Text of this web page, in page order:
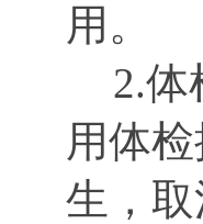
用。
2.体
用体
生，